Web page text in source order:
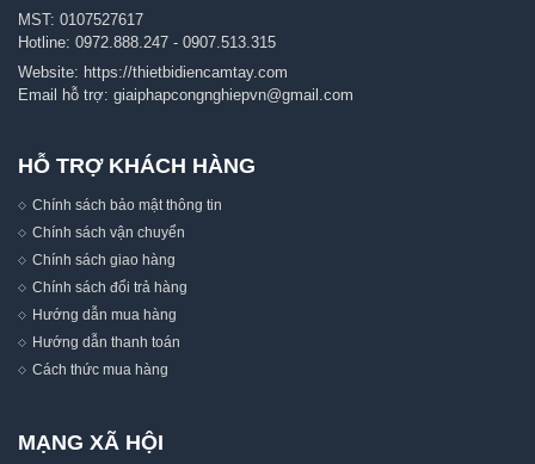
MST: 0107527617
Hotline: 0972.888.247 - 0907.513.315
Website: https://thietbidiencamtay.com
Email hỗ trợ: giaiphapcongnghiepvn@gmail.com
HỖ TRỢ KHÁCH HÀNG
Chính sách bảo mật thông tin
Chính sách vận chuyển
Chính sách giao hàng
Chính sách đổi trả hàng
Hướng dẫn mua hàng
Hướng dẫn thanh toán
Cách thức mua hàng
MẠNG XÃ HỘI